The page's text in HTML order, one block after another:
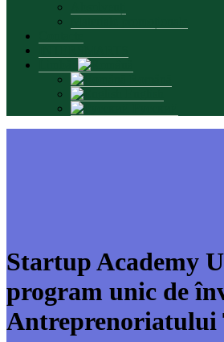
Startup Academy
program unic de
Antreprenoriatului